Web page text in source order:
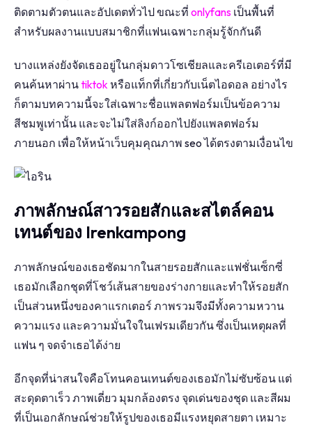
ติดตามตัวตนและอัปเดตทั่วไป ขณะที่ onlyfans เป็นพื้นที่
สำหรับผลงานแบบสมาชิกที่แฟนเฉพาะกลุ่มรู้จักกันดี
บางแหล่งยังจัดเธออยู่ในกลุ่มดาวโซเชียลและครีเอเตอร์ที่มี
คนค้นหาผ่านtiktokหรือแท็กที่เกี่ยวกับเน็ตไอดอล อย่างไร
ก็ตามบทความนี้จะใส่เฉพาะชื่อแพลตฟอร์มเป็นข้อความ
สีชมพูเท่านั้น และจะไม่ใส่ลิงก์ออกไปยังแพลตฟอร์ม
ภายนอก เพื่อให้หน้าเว็บคุมคุณภาพ seo ได้ตรงตามเงื่อนไข
ภาพลักษณ์สาวรอยสักและสไตล์คอน
เทนต์ของ Irenkampong
ภาพลักษณ์ของเธอชัดมากในสายรอยสักและแฟชั่นเซ็กซี่
เธอมักเลือกชุดที่โชว์เส้นสายของร่างกายและทำให้รอยสัก
เป็นส่วนหนึ่งของคาแรกเตอร์ ภาพรวมจึงมีทั้งความหวาน
ความแรง และความมั่นใจในเฟรมเดียวกัน ซึ่งเป็นเหตุผลที่
แฟน ๆ จดจำเธอได้ง่าย
อีกจุดที่น่าสนใจคือโทนคอนเทนต์ของเธอมักไม่ซับซ้อน แต่
สะดุดตาเร็ว ภาพเดี่ยว มุมกล้องตรง จุดเด่นของชุด และสีผม
ที่เป็นเอกลักษณ์ช่วยให้รูปของเธอมีแรงหยุดสายตา เหมาะ